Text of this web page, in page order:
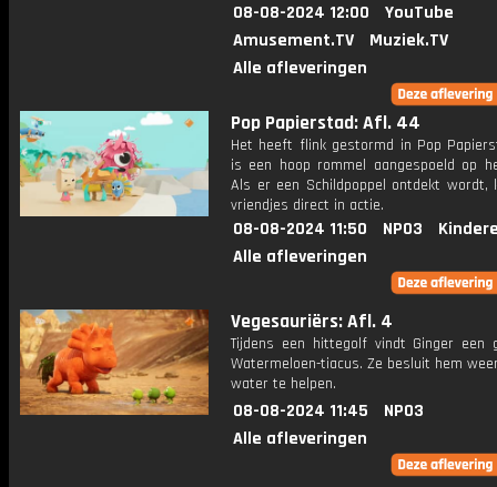
08-08-2024 12:00
YouTube
Amusement.TV
Muziek.TV
Alle afleveringen
Pop Papierstad: Afl. 44
Het heeft flink gestormd in Pop
is een hoop rommel aangespoeld op
Als er een Schildpoppel ontdekt wordt,
vriendjes direct in actie.
08-08-2024 11:50 NPO3
Alle afleveringen
Vegesauriërs: Afl. 4
Tijdens een hittegolf vindt Ginger een
Watermeloen-tiacus. Ze besluit hem
water te helpen.
08-08-2024 11:45
NPO3
Alle afleveringen